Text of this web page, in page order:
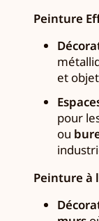
Peinture
et
pour
ou
Peinture à